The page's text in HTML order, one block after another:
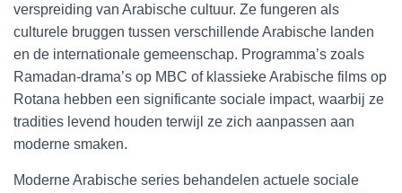
verspreiding van Arabische cultuur. Ze fungeren als
culturele bruggen tussen verschillende Arabische landen
en de internationale gemeenschap. Programma’s zoals
Ramadan-drama’s op MBC of klassieke Arabische films op
Rotana hebben een significante sociale impact, waarbij ze
tradities levend houden terwijl ze zich aanpassen aan
moderne smaken.
Moderne Arabische series behandelen actuele sociale